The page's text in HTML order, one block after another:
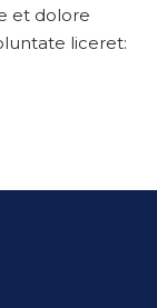
et dolore
liceret: